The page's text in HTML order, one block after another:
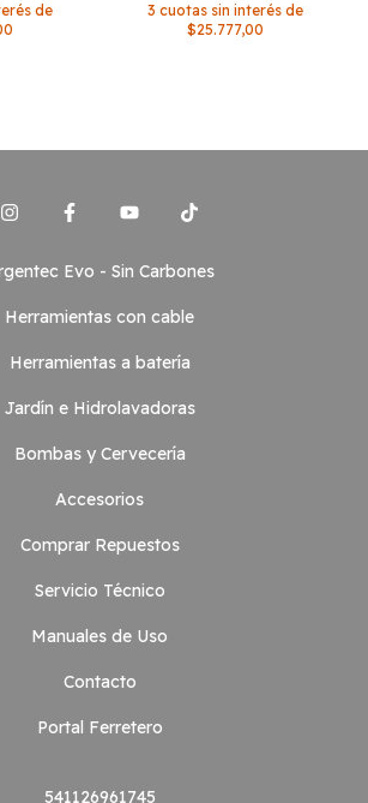
de
3 cuotas sin interés de
$25.777,00
Evo - Sin Carbones
Herramientas con cable
Herramientas a batería
Jardín e Hidrolavadoras
Bombas y Cervecería
Accesorios
Comprar Repuestos
Servicio Técnico
Manuales de Uso
Contacto
Portal Ferretero
541126961745